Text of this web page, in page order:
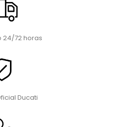
24/72 horas
Ducati